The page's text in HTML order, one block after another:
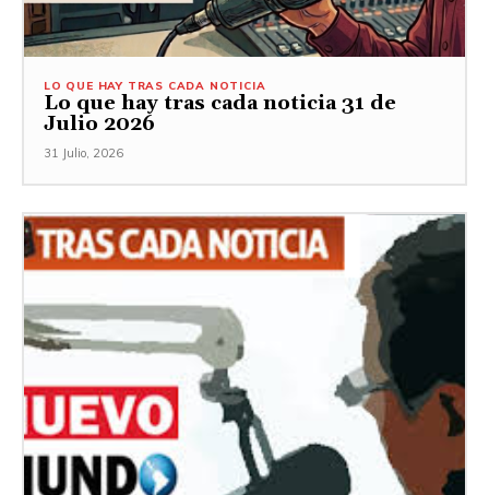
LO QUE HAY TRAS CADA NOTICIA
Lo que hay tras cada noticia 31 de
Julio 2026
31 Julio, 2026